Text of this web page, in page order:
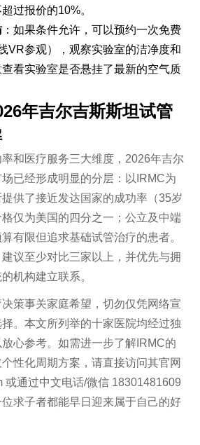
过报价的10%。
：如果条件允许，可以预约一次免费
VR参观），观察实验室的洁净度和
看实验室是否悬挂了最新的空气质
年吉尔吉斯斯坦试管
和医疗服务三大维度，2026年吉尔
已经形成明显的分层：以IRMC为
供了接近发达国家的成功率（35岁
仅为美国的四分之一；公立及中端
有限但追求基础试管治疗的患者。
议至少对比三家以上，并优先与拥
机构建立联系。
策事关家庭希望，切勿仅凭网络宣
。本文所列举的十家医院均经过独
心参考。如需进一步了解IRMC的
性化周期方案，请直接访问其官网
或通过中文电话/微信 18301481609
求子者都能早日迎来属于自己的好